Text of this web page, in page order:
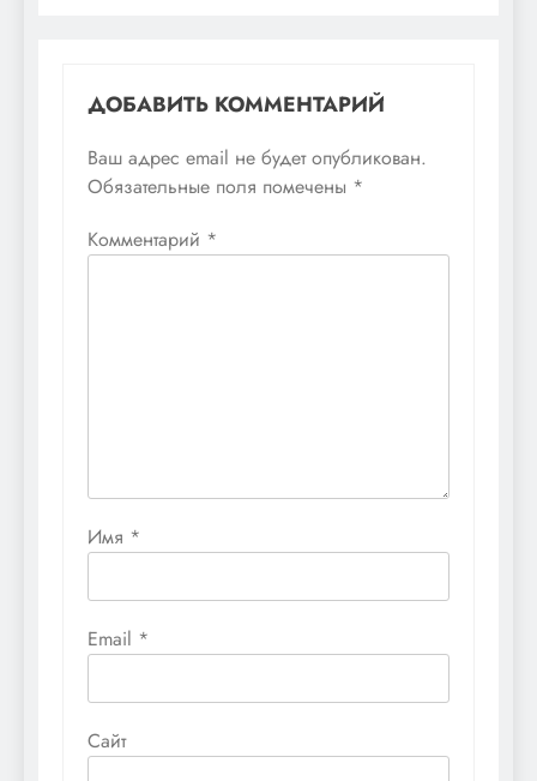
ДОБАВИТЬ КОММЕНТАРИЙ
Ваш адрес email не будет опубликован.
Обязательные поля помечены *
Комментарий *
Имя *
Email *
Сайт